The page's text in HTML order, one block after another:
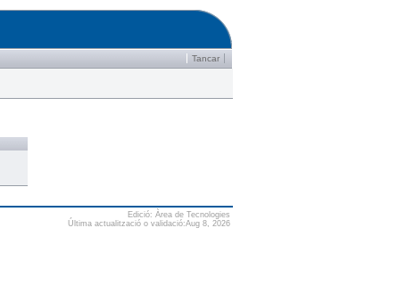
Tancar
Edició: Àrea de Tecnologies
Última actualització o validació:Aug 8, 2026